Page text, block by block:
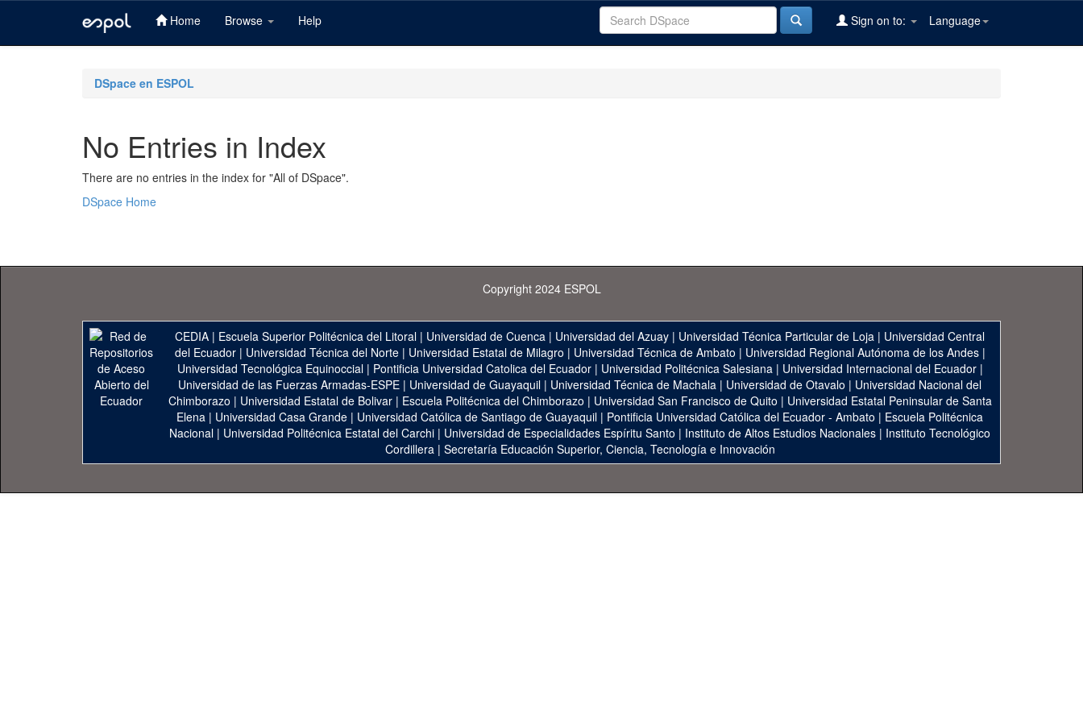
Home Browse Help Language
Sign on to:
DSpace en ESPOL
No Entries in Index
There are no entries in the index for "All of DSpace".
DSpace Home
Copyright 2024 ESPOL
CEDIA | Escuela Superior Politécnica del Litoral | Universidad de Cuenca | Universidad del Azuay | Universidad Técnica Particular de Loja | Universidad Central
del Ecuador| Universidad Técnica del Norte| Universidad Estatal de Milagro | Universidad Técnica de Ambato | Universidad Regional Autónoma de los Andes|
Universidad Tecnológica Equinoccial| Pontificia Universidad Catolica del Ecuador| Universidad Politécnica Salesiana| Universidad Internacional del Ecuador|
Universidad de las Fuerzas Armadas-ESPE | Universidad de Guayaquil | Universidad Técnica de Machala | Universidad de Otavalo | Universidad Nacional del
Chimborazo | Universidad Estatal de Bolivar| Escuela Politécnica del Chimborazo | Universidad San Francisco de Quito | Universidad Estatal Peninsular de Santa
Elena | Universidad Casa Grande | Universidad Católica de Santiago de Guayaquil | Pontificia Universidad Católica del Ecuador - Ambato | Escuela Politécnica
Nacional | Universidad Politécnica Estatal del Carchi | Universidad de Especialidades Espíritu Santo | Instituto de Altos Estudios Nacionales | Instituto Tecnológico
Cordillera| Secretaría Educación Superior, Ciencia, Tecnología e Innovación